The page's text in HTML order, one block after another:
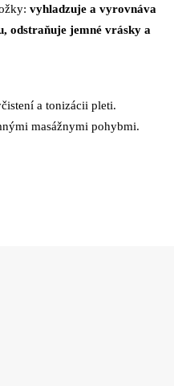
vyhladzuje a vyrovnáva
odstraňuje jemné vrásky a
a tonizácii pleti.
masážnymi pohybmi.